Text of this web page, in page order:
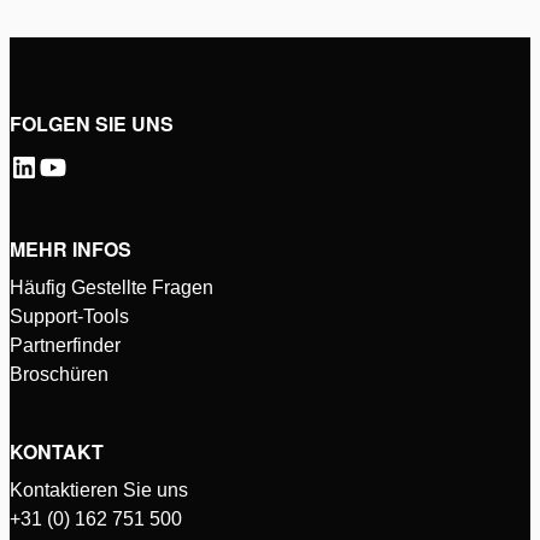
FOLGEN SIE UNS
MEHR INFOS
Häufig Gestellte Fragen
Support-Tools
Partnerfinder
Broschüren
KONTAKT
Kontaktieren Sie uns
+31 (0) 162 751 500